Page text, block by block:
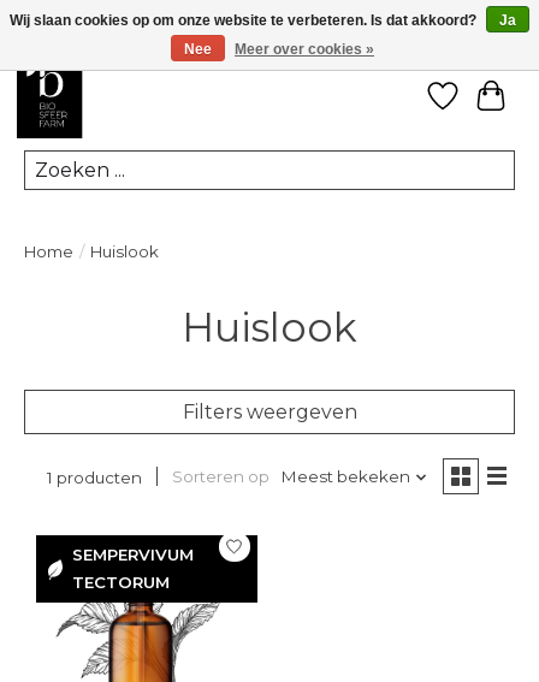
Zoeken
Home / Huislook
Huislook
Filters weergeven
1 producten Sorteren op Meest bekeken
SEMPERVIVUM
TECTORUM
Wij slaan cookies op om onze website te verbeteren. Is dat akkoord?
Ja
Nee
Meer over cookies »